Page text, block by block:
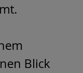
Blick